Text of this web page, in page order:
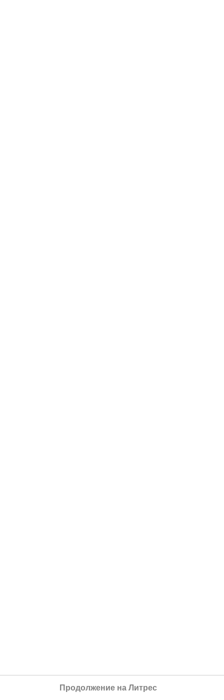
Продолжение на Литрес